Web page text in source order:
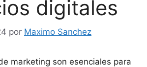
digitales
por Maximo Sanchez
marketing son esenciales para